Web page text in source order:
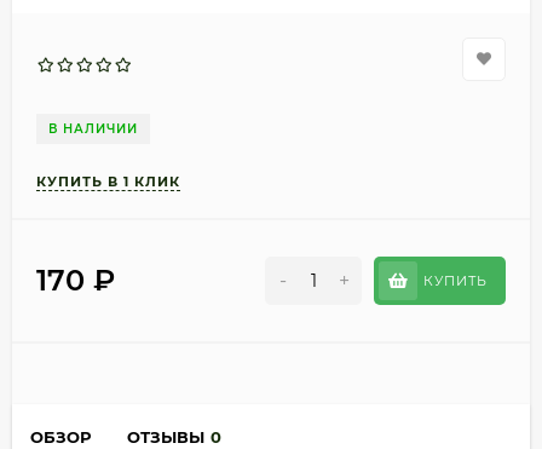
В НАЛИЧИИ
170 ₽ - + КУПИТЬ
ОБЗОР ОТЗЫВЫ 0